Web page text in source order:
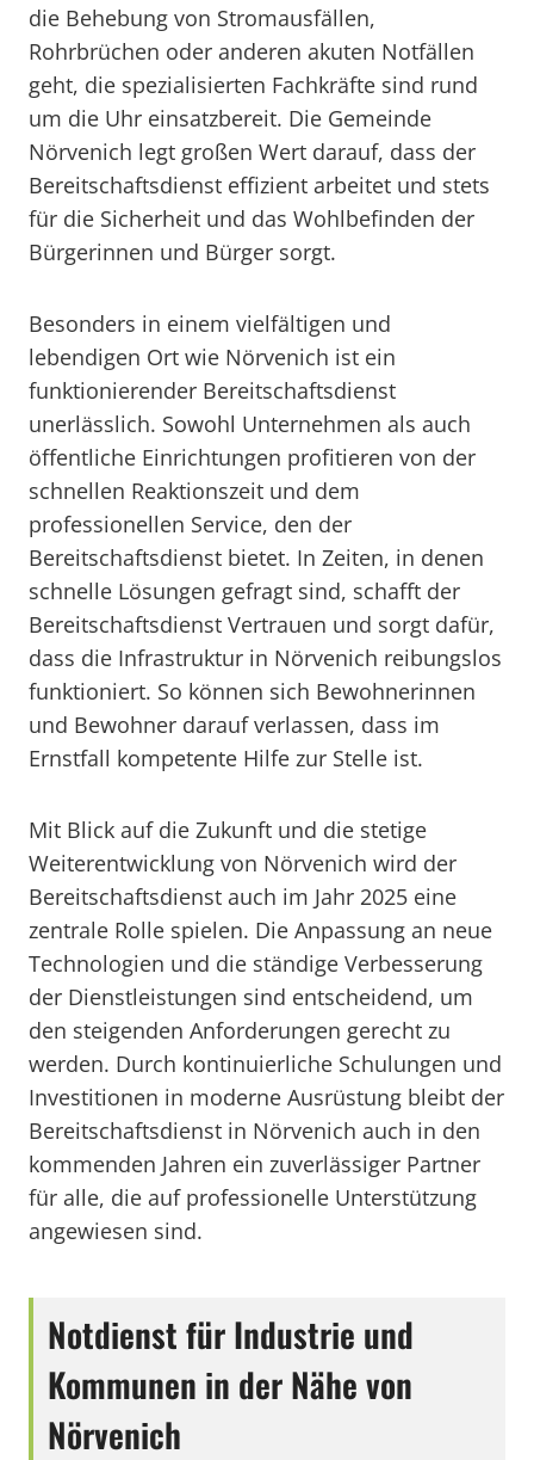
die Behebung von Stromausfällen,
Rohrbrüchen oder anderen akuten Notfällen
geht, die spezialisierten Fachkräfte sind rund
um die Uhr einsatzbereit. Die Gemeinde
Nörvenich legt großen Wert darauf, dass der
Bereitschaftsdienst effizient arbeitet und stets
für die Sicherheit und das Wohlbefinden der
Bürgerinnen und Bürger sorgt.
Besonders in einem vielfältigen und
lebendigen Ort wie Nörvenich ist ein
funktionierender Bereitschaftsdienst
unerlässlich. Sowohl Unternehmen als auch
öffentliche Einrichtungen profitieren von der
schnellen Reaktionszeit und dem
professionellen Service, den der
Bereitschaftsdienst bietet. In Zeiten, in denen
schnelle Lösungen gefragt sind, schafft der
Bereitschaftsdienst Vertrauen und sorgt dafür,
dass die Infrastruktur in Nörvenich reibungslos
funktioniert. So können sich Bewohnerinnen
und Bewohner darauf verlassen, dass im
Ernstfall kompetente Hilfe zur Stelle ist.
Mit Blick auf die Zukunft und die stetige
Weiterentwicklung von Nörvenich wird der
Bereitschaftsdienst auch im Jahr 2025 eine
zentrale Rolle spielen. Die Anpassung an neue
Technologien und die ständige Verbesserung
der Dienstleistungen sind entscheidend, um
den steigenden Anforderungen gerecht zu
werden. Durch kontinuierliche Schulungen und
Investitionen in moderne Ausrüstung bleibt der
Bereitschaftsdienst in Nörvenich auch in den
kommenden Jahren ein zuverlässiger Partner
für alle, die auf professionelle Unterstützung
angewiesen sind.
Notdienst für Industrie und
Kommunen in der Nähe von
Nörvenich